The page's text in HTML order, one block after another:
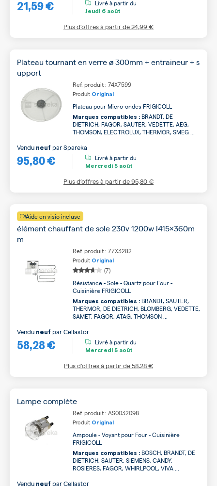
21,59 € Livré à partir du
Jeudi 6 août
Plus d’offres à partir de24,99 €
Plateau tournant en verre ø 300mm + entraineur + s
upport
Ref. produit : 74X7599
Produit Original
Plateau pour Micro-ondes FRIGICOLL
Marques compatibles : BRANDT, DE
DIETRICH, FAGOR, SAUTER, VEDETTE, AEG,
THOMSON, ELECTROLUX, THERMOR, SMEG ...
95,80 €
Vendu neuf parSpareka
Livré à partir du
Mercredi 5 août
Plus d’offres à partir de95,80 €
Aide en visio incluse
élément chauffant de sole 230v 1200w l415x360m
m
Ref. produit : 77X3282
Produit Original
(7)
Résistance - Sole - Quartz pour Four -
Cuisinière FRIGICOLL
Marques compatibles : BRANDT, SAUTER,
THERMOR, DE DIETRICH, BLOMBERG, VEDETTE,
SAMET, FAGOR, ATAG, THOMSON ...
58,28 €
Vendu neuf parCellastor
Livré à partir du
Mercredi 5 août
Plus d’offres à partir de58,28 €
Lampe complète
Ref. produit : AS0032098
Produit Original
Ampoule - Voyant pour Four - Cuisinière
FRIGICOLL
Marques compatibles : BOSCH, BRANDT, DE
DIETRICH, SAUTER, SIEMENS, CANDY,
ROSIERES, FAGOR, WHIRLPOOL, VIVA ...
Vendu neuf parCellastor